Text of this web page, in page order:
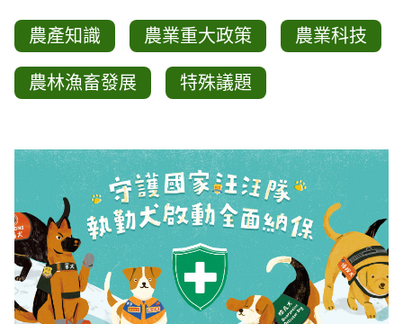
農產知識 農業重大政策 農業科技
農林漁畜發展 特殊議題
影音列表